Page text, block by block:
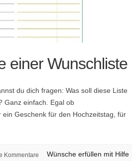
einer Wunschliste
du dich fragen: Was soll diese Liste
Ganz einfach. Egal ob
Geschenk für den Hochzeitstag, für
Kommentare
Wünsche erfüllen mit Hilfe